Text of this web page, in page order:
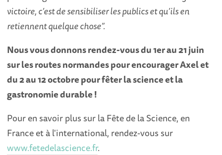
victoire, c’est de sensibiliser les publics et qu’ils en
retiennent quelque chose”.
Nous vous donnons rendez-vous du 1er au 21 juin
sur les routes normandes pour encourager Axel et
du 2 au 12 octobre pour fêter la science et la
gastronomie durable !
Pour en savoir plus sur la Fête de la Science, en
France et à l'international, rendez-vous sur
www.fetedelascience.fr.